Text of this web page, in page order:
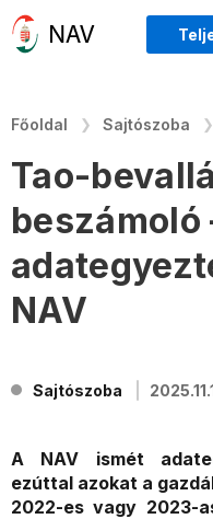
Főoldal Sajtószoba
Tao-
beszámoló
NAV
Sajtószoba
A NAV ismét
ezúttal azokat a
2022-es vagy 2023-